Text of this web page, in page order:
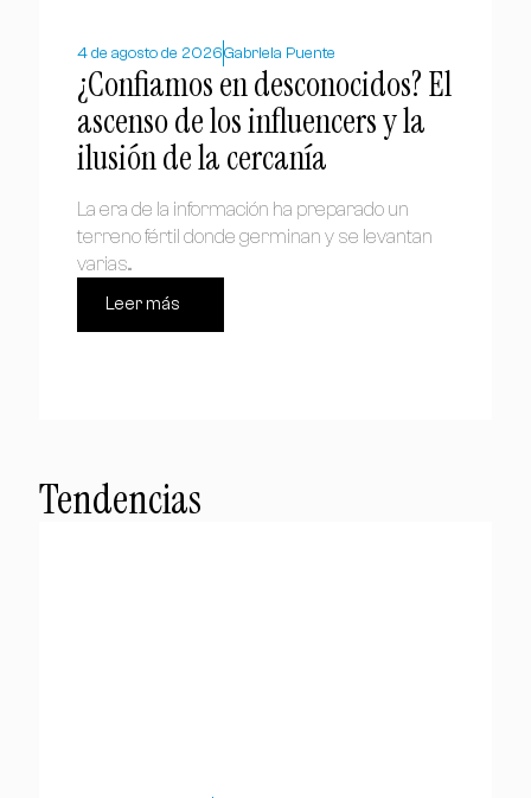
4 de agosto de 2026Gabriela Puente
¿Confiamos en desconocidos? El
ascenso de los influencers y la
ilusión de la cercanía
La era de la información ha preparado un
terreno fértil donde germinan y se levantan
varias...
Leer más
Tendencias